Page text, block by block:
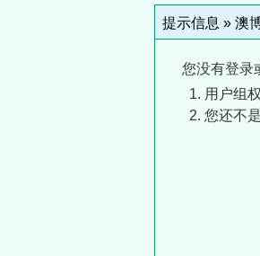
提示信息 » 澳
您没有登录
用户组
您还不